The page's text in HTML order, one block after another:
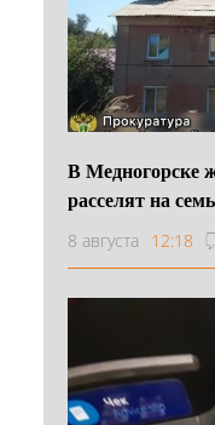
В Медногорске
расселят на
8 августа 12:18